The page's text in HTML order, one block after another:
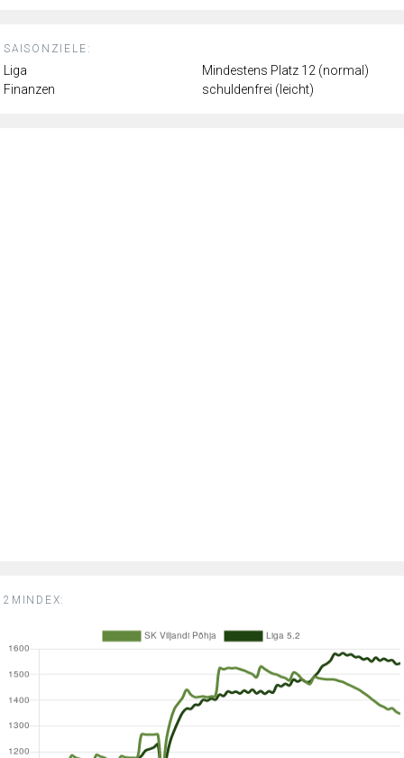
SAISONZIELE:
Liga
Mindestens Platz 12 (normal)
Finanzen
schuldenfrei (leicht)
2MINDEX: